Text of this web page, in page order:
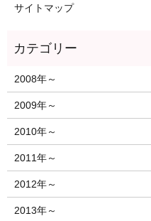
サイトマップ
2008年～
2009年～
2010年～
2011年～
2012年～
2013年～